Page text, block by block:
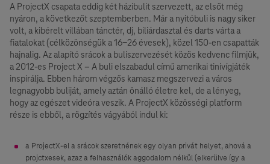
A ProjectX csapata eddig két házibulit szervezett, az elsőt még
nyáron, a következőt szeptemberben. Már a nyitóbuli is nagy siker
volt, a kibérelt villában tánctér, dj, biliárdasztal és darts várta a
fiatalokat (célközönségük a 16-26 évesek), közel 150-en csapatták
hajnalig. Az alapító srácok a buliszervezését közös kedvenc filmjük,
a 2012-es Project X – A buli elszabadul című amerikai tinivígjáték
inspirálja. Ebben három végzős kamasz megszervezi a város
legnagyobb buliját, amely aztán önálló életre kel, de a lényeg,
hogy az egészet videóra veszik. A ProjectX közösségi platform
része is ebből, a rögzítés vágyából indul ki:
a ProjectX-el a srácok szeretnének egy olyan privát helyet, ahová a
projctxesek, azaz a felhasználók aggodalom nélkül (elkerülve így a